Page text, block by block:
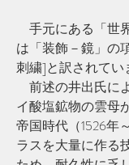
手元にある「世
は「装飾－鏡」の
刺繍]と訳されてい
前述の井出氏に
イ酸塩鉱物の雲母
帝国時代（1526年
ラスを大量に作る